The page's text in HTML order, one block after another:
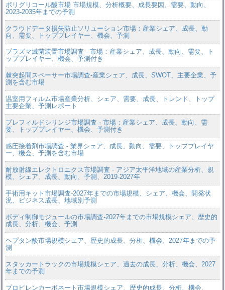
ポリグリコール酸市場 市場規模、分析概要、成長要因、需要、動向、
2023-2035年までの予測
クラウドデータ損失防止ソリューション市場：産業シェア、成長、動
向、需要、トッププレイヤー、機会、予測
プラズマ滅菌装置市場調査 - 市場：産業シェア、成長、動向、需要、ト
ッププレイヤー、機会、予測付き
棘突起間スペーサー市場調査-産業シェア、成長、SWOT、主要企業、予
測を含む市場
温室用フィルム市場産業分析、シェア、需要、成長、トレンド、トップ
主要企業、予測レポート
プレフィルドシリンジ市場調査 - 市場：産業シェア、成長、動向、需
要、トッププレイヤー、機会、予測付き
感圧接着剤市場調査 - 業界シェア、成長、動向、需要、トッププレイヤ
ー、機会、予測を含む市場
耐放射線エレクトロニクス市場調査 - アジア太平洋地域の産業分析、規
模、シェア、成長、動向、予測、2019-2027年
手術用キット市場調査-2027年までの市場規模、シェア、機会、開発状
況、ビジネス成長、地域別予測
ボディ制御モジュールの市場調査-2027年までの市場規模シェア、歴史的
成長、分析、機会、予測
ヘプタン酸市場規模シェア、歴史的成長、分析、機会、2027年までの予
測
スタッカートラックの市場規模シェア、過去の成長、分析、機会、2027
年までの予測
プロピレンカーボネート市場規模シェア、歴史的成長、分析、機会、